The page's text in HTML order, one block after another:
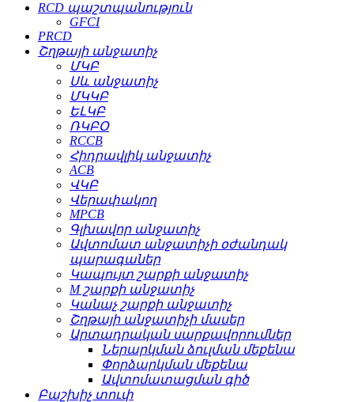
RCD պաշտպանություն
GFCI
PRCD
Շղթայի անջատիչ
ՄԿԲ
Սև անջատիչ
ՄԿԿԲ
ԵԼԿԲ
ՌԿԲՕ
RCCB
Հիդրավլիկ անջատիչ
ACB
ՎԿԲ
Վերափակող
MPCB
Գլխավոր անջատիչ
Ավտոմատ անջատիչի օժանդակ
պարագաներ
Կապույտ շարքի անջատիչ
M շարքի անջատիչ
Կանաչ շարքի անջատիչ
Շղթայի անջատիչի մասեր
Արտադրական սարքավորումներ
Ներարկման ձուլման մեքենա
Փորձարկման մեքենա
Ավտոմատացման գիծ
Բաշխիչ տուփ